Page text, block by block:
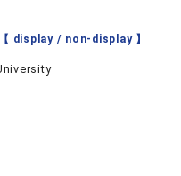
【 display / non-display】